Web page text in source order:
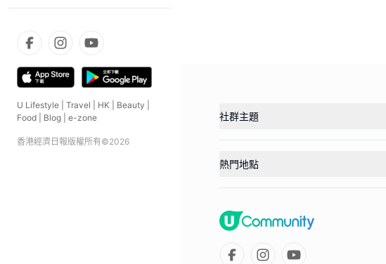
U Lifestyle Travel HK Beauty
Food
Blog e-zone
香港經濟日報版權所有©2026
社群主題
熱門地點